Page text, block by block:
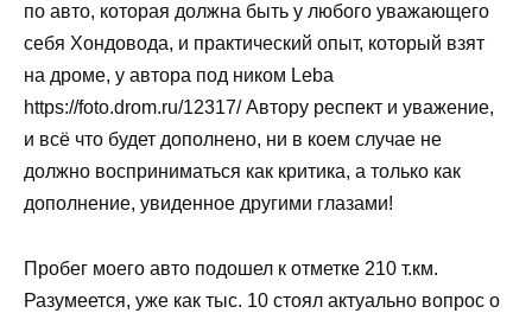
по авто, которая должна быть у любого уважающего
себя Хондовода, и практический опыт, который взят
на дроме, у автора под ником Leba
https://foto.drom.ru/12317/ Автору респект и уважение,
и всё что будет дополнено, ни в коем случае не
должно восприниматься как критика, а только как
дополнение, увиденное другими глазами!
Пробег моего авто подошел к отметке 210 т.км.
Разумеется, уже как тыс. 10 стоял актуально вопрос о